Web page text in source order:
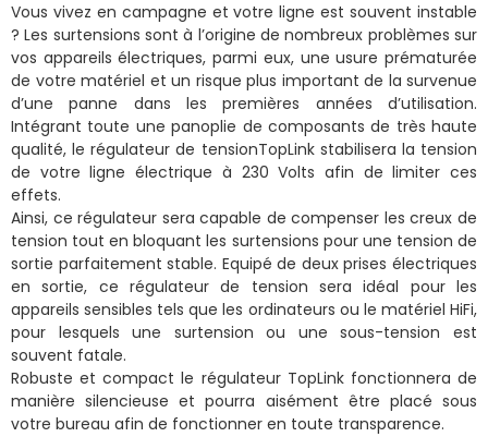
Vous vivez en campagne et votre ligne est souvent instable
? Les surtensions sont à l’origine de nombreux problèmes sur
vos appareils électriques, parmi eux, une usure prématurée
de votre matériel et un risque plus important de la survenue
d’une panne dans les premières années d’utilisation.
Intégrant toute une panoplie de composants de très haute
qualité, le régulateur de tensionTopLink stabilisera la tension
de votre ligne électrique à 230 Volts afin de limiter ces
effets.
Ainsi, ce régulateur sera capable de compenser les creux de
tension tout en bloquant les surtensions pour une tension de
sortie parfaitement stable. Equipé de deux prises électriques
en sortie, ce régulateur de tension sera idéal pour les
appareils sensibles tels que les ordinateurs ou le matériel HiFi,
pour lesquels une surtension ou une sous-tension est
souvent fatale.
Robuste et compact le régulateur TopLink fonctionnera de
manière silencieuse et pourra aisément être placé sous
votre bureau afin de fonctionner en toute transparence.